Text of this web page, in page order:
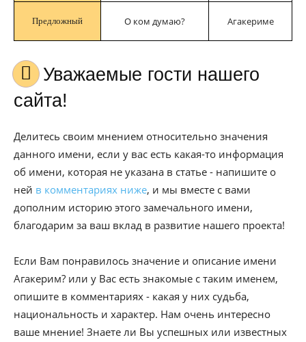
Предложный О ком думаю? Агакериме
Уважаемые гости нашего
сайта!
Делитесь своим мнением относительно значения
данного имени, если у вас есть какая-то информация
об имени, которая не указана в статье - напишите о
ней в комментариях ниже, и мы вместе с вами
дополним историю этого замечального имени,
благодарим за ваш вклад в развитие нашего проекта!
Если Вам понравилось значение и описание имени
Агакерим? или у Вас есть знакомые с таким именем,
опишите в комментариях - какая у них судьба,
национальность и характер. Нам очень интересно
ваше мнение! Знаете ли Вы успешных или известных